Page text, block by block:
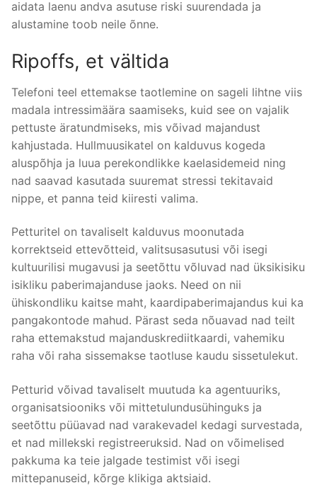
aidata laenu andva asutuse riski suurendada ja
alustamine toob neile õnne.
Ripoffs, et vältida
Telefoni teel ettemakse taotlemine on sageli lihtne viis
madala intressimäära saamiseks, kuid see on vajalik
pettuste äratundmiseks, mis võivad majandust
kahjustada. Hullmuusikatel on kalduvus kogeda
aluspõhja ja luua perekondlikke kaelasidemeid ning
nad saavad kasutada suuremat stressi tekitavaid
nippe, et panna teid kiiresti valima.
Petturitel on tavaliselt kalduvus moonutada
korrektseid ettevõtteid, valitsusasutusi või isegi
kultuurilisi mugavusi ja seetõttu võluvad nad üksikisiku
isikliku paberimajanduse jaoks. Need on nii
ühiskondliku kaitse maht, kaardipaberimajandus kui ka
pangakontode mahud. Pärast seda nõuavad nad teilt
raha ettemakstud majanduskrediitkaardi, vahemiku
raha või raha sissemakse taotluse kaudu sissetulekut.
Petturid võivad tavaliselt muutuda ka agentuuriks,
organisatsiooniks või mittetulundusühinguks ja
seetõttu püüavad nad varakevadel kedagi survestada,
et nad millekski registreeruksid. Nad on võimelised
pakkuma ka teie jalgade testimist või isegi
mittepanuseid, kõrge klikiga aktsiaid.